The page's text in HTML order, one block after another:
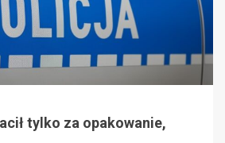
tylko za opakowanie,